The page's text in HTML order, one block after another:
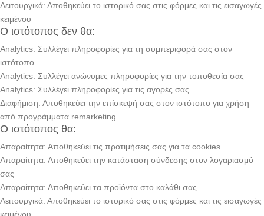
Λειτουργικά: Αποθηκεύει το ιστορικό σας στις φόρμες και τις εισαγωγές
κειμένου
Ο ιστότοπος δεν θα:
Analytics: Συλλέγει πληροφορίες για τη συμπεριφορά σας στον
ιστότοπο
Analytics: Συλλέγει ανώνυμες πληροφορίες για την τοποθεσία σας
Analytics: Συλλέγει πληροφορίες για τις αγορές σας
Διαφήμιση: Αποθηκεύει την επίσκεψή σας στον ιστότοπο για χρήση
από προγράμματα remarketing
Ο ιστότοπος θα:
Απαραίτητα: Αποθηκεύει τις προτιμήσεις σας για τα cookies
Απαραίτητα: Αποθηκεύει την κατάσταση σύνδεσης στον λογαριασμό
σας
Απαραίτητα: Αποθηκεύει τα προϊόντα στο καλάθι σας
Λειτουργικά: Αποθηκεύει το ιστορικό σας στις φόρμες και τις εισαγωγές